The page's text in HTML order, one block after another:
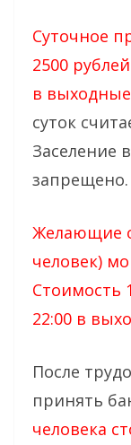
Суточное
2500
в
суток
Заселение
запрещено.
Желающие
человек)
Стоимость
22:00 в
После
принять
человека